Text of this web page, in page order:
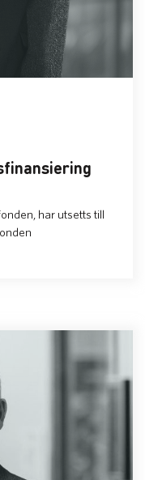
har utsetts till